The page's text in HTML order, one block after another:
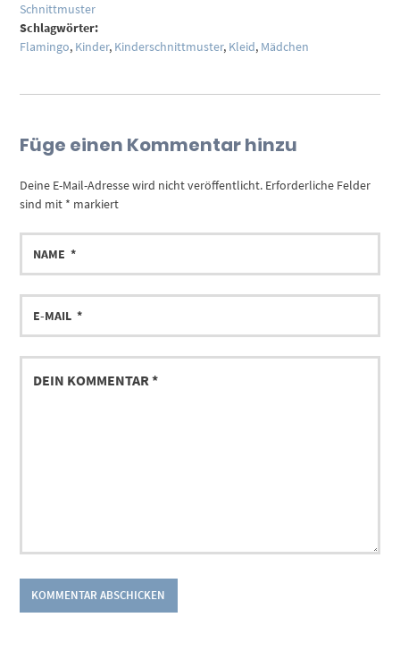
Schnittmuster
Schlagwörter:
Flamingo, Kinder, Kinderschnittmuster, Kleid, Mädchen
Füge einen Kommentar hinzu
Deine E-Mail-Adresse wird nicht veröffentlicht. Erforderliche Felder
sind mit * markiert
NAME
E-
MAIL
DEIN
KOMMENTAR